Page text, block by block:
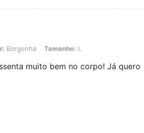
Tamanho: L
Borgonha Tamanho: L
muito bem no corpo! Já quero